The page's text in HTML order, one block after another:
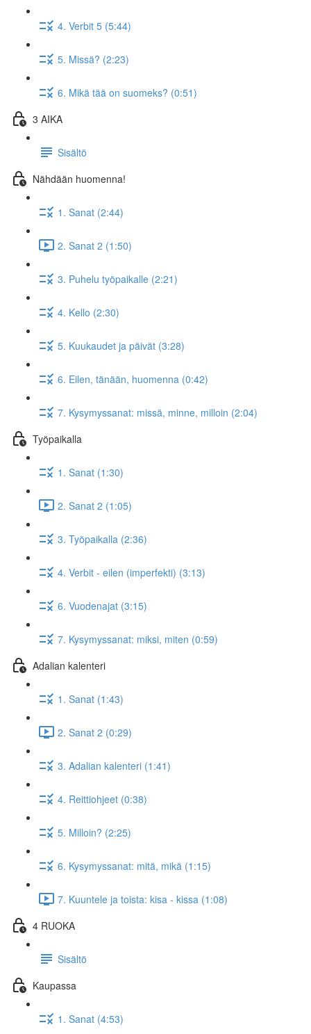
4. Verbit 5 (5:44)
5. Missä? (2:23)
6. Mikä tää on suomeks? (0:51)
3 AIKA
Sisältö
Nähdään huomenna!
1. Sanat (2:44)
2. Sanat 2 (1:50)
3. Puhelu työpaikalle (2:21)
4. Kello (2:30)
5. Kuukaudet ja päivät (3:28)
6. Eilen, tänään, huomenna (0:42)
7. Kysymyssanat: missä, minne, milloin (2:04)
Työpaikalla
1. Sanat (1:30)
2. Sanat 2 (1:05)
3. Työpaikalla (2:36)
4. Verbit - eilen (imperfekti) (3:13)
6. Vuodenajat (3:15)
7. Kysymyssanat: miksi, miten (0:59)
Adalian kalenteri
1. Sanat (1:43)
2. Sanat 2 (0:29)
3. Adalian kalenteri (1:41)
4. Reittiohjeet (0:38)
5. Milloin? (2:25)
6. Kysymyssanat: mitä, mikä (1:15)
7. Kuuntele ja toista: kisa - kissa (1:08)
4 RUOKA
Sisältö
Kaupassa
1. Sanat (4:53)